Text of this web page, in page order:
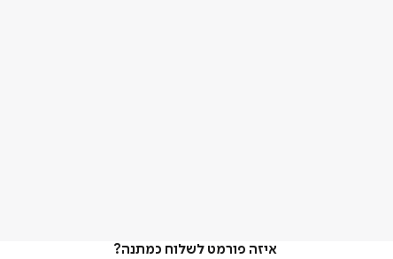
איזה פורמט לשלוח כמתנה?